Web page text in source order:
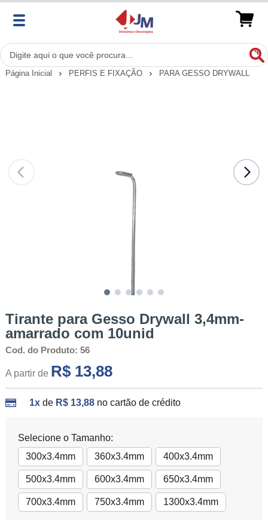
Página Inicial PERFIS E FIXAÇÃO PARA GESSO DRYWALL
Tirante para Gesso Drywall 3,4mm-
amarrado com 10unid
Cod. do Produto: 56
A partir de R$ 13,88
1xde R$ 13,88 no cartão de crédito
Selecione o Tamanho:
300x3.4mm
360x3.4mm 400x3.4mm
500x3.4mm 600x3.4mm 650x3.4mm
700x3.4mm 750x3.4mm 1300x3.4mm